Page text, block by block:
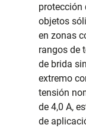
protección
objetos
en zonas
rangos de
de brida
extremo
tensión
de 4,0 A,
de